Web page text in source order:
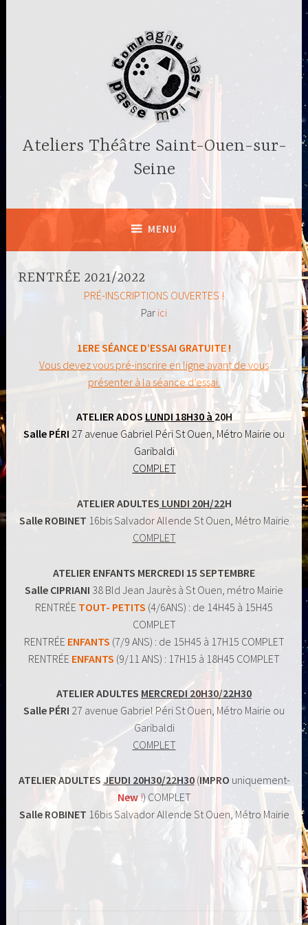
Ateliers Théâtre Saint-Ouen-sur-
Seine
MENU
RENTRÉE 2021/2022
PRÉ-INSCRIPTIONS OUVERTES !
Par ici
1ERE SÉANCE D’ESSAI GRATUITE !
Vous devez vous pré-inscrire en ligne avant de vous
présenter à la séance d’essai.
ATELIER ADOS LUNDI 18H30 à20H
Salle PÉRI 27 avenue Gabriel Péri St Ouen, Métro Mairie ou
Garibaldi
COMPLET
ATELIER ADULTES LUNDI 20H/22H
Salle ROBINET 16bis Salvador Allende St Ouen, Métro Mairie
COMPLET
ATELIER ENFANTS MERCREDI 15 SEPTEMBRE
Salle CIPRIANI 38 Bld Jean Jaurès à St Ouen, métro Mairie
RENTRÉE TOUT- PETITS (4/6ANS) : de 14H45 à 15H45
COMPLET
RENTRÉE ENFANTS (7/9 ANS) : de 15H45 à 17H15 COMPLET
RENTRÉE ENFANTS (9/11 ANS) : 17H15 à 18H45 COMPLET
ATELIER ADULTES MERCREDI 20H30/22H30
Salle PÉRI 27 avenue Gabriel Péri St Ouen, Métro Mairie ou
Garibaldi
COMPLET
ATELIER ADULTES JEUDI 20H30/22H30(IMPRO uniquement-
New!) COMPLET
Salle ROBINET 16bis Salvador Allende St Ouen, Métro Mairie